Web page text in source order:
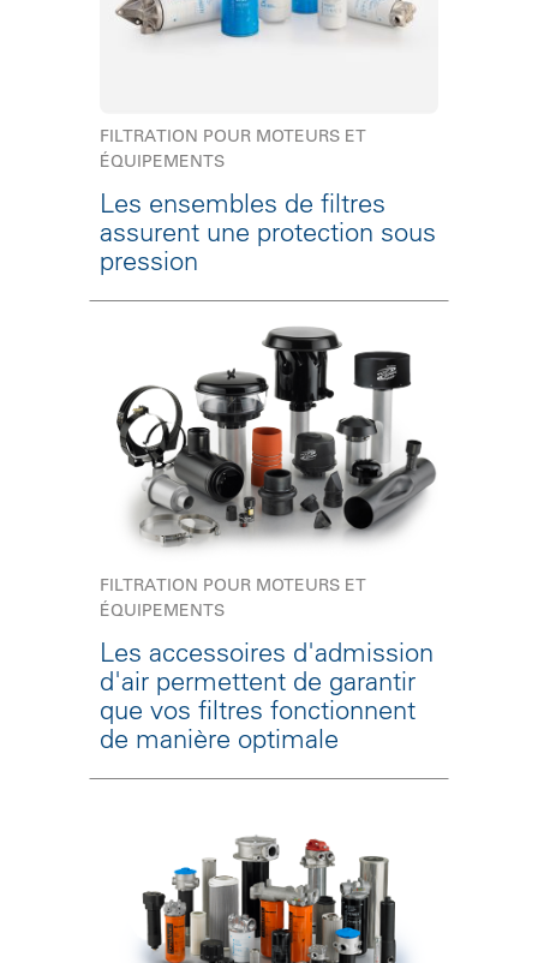
FILTRATION POUR MOTEURS ET
ÉQUIPEMENTS
Les ensembles de filtres
assurent une protection sous
pression
FILTRATION POUR MOTEURS ET
ÉQUIPEMENTS
Les accessoires d'admission
d'air permettent de garantir
que vos filtres fonctionnent
de manière optimale